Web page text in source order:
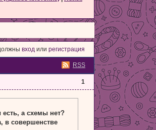
вход или регистрация
RSS
1
а схемы нет?
совершенстве